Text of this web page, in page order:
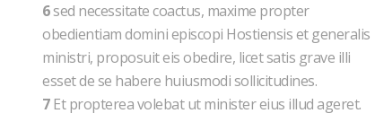
6sed necessitate coactus, maxime propter
obedientiam domini episcopi Hostiensis et generalis
ministri, proposuit eis obedire, licet satis grave illi
esset de se habere huiusmodi sollicitudines.
7Et propterea volebat ut minister eius illud ageret.